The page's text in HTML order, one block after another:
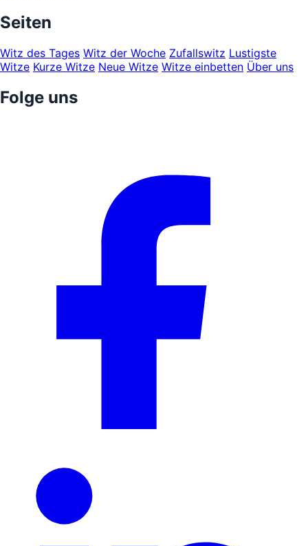
Seiten
Witz des Tages Witz der Woche Zufallswitz Lustigste
Witze Kurze Witze Neue Witze Witze einbetten Über uns
Folge uns